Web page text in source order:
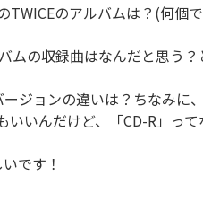
TWICEのアルバムは？(何個
の収録曲はなんだと思う
ジョンの違いは？ちなみに
いいんだけど、「CD-R」っ
です！